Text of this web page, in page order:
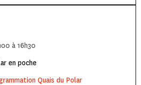
à 16h30
en poche
Quais du Polar